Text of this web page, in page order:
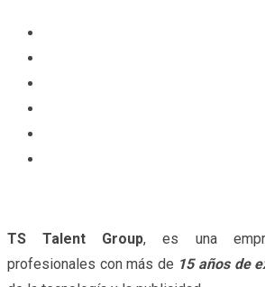
TS Talent Group, es una
profesionales con más de 15 años de